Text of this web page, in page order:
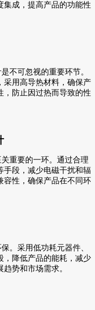
集成，提高产品的功能性
不可忽视的重要环节。
采用高导热材料，确保产
，防止因过热而导致的性
重要的一环。通过合理
手段，减少电磁干扰和辐
容性，确保产品在不同环
。采用低功耗元器件、
，降低产品的能耗，减少
势和市场需求。